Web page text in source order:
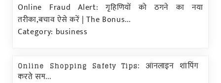
Online Fraud Alert: गृहिणियों को ठगने का नया
तरीका,बचाव ऐसे करें | The Bonus...
Category: business
Online Shopping Safety Tips: ऑनलाइन शॉपिंग
करते सम...